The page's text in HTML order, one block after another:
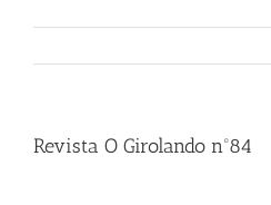
Revista O Girolando nº84